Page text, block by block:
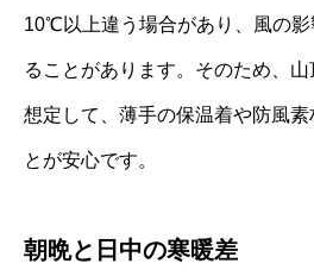
10℃以上違う場合があり、風の
ることがあります。そのため、
想定して、薄手の保温着や防風素
とが安心です。
朝晩と日中の寒暖差